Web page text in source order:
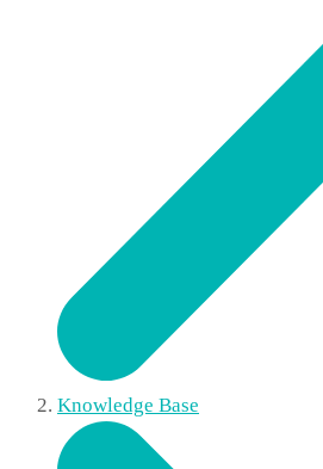
Knowledge Base